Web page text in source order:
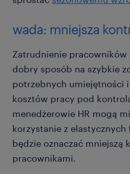
wada: mniejsza
Zatrudnienie
dobry sposób na szybkie
potrzebnych umiejętności
kosztów pracy pod
menedżerowie HR mogą
korzystanie z
będzie oznaczać mniejszą
pracownikami.